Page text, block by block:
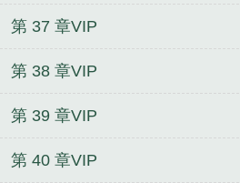
第 37 章VIP
第 38 章VIP
第 39 章VIP
第 40 章VIP